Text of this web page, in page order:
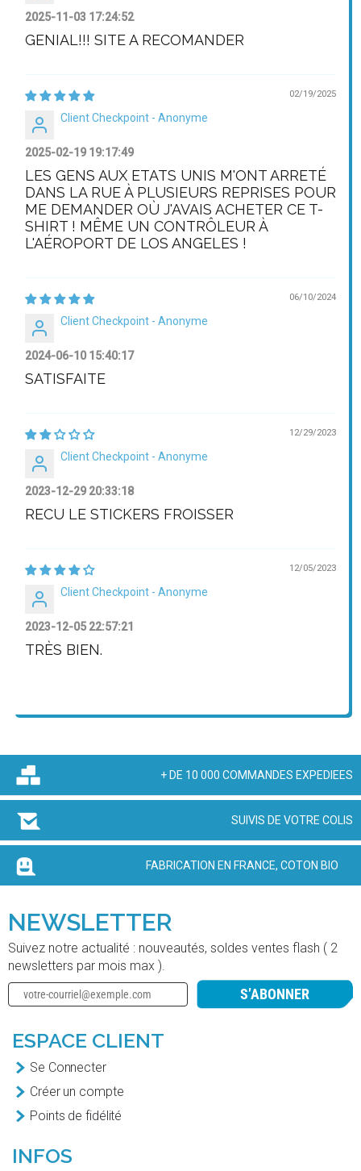
2025-11-03 17:24:52
GENIAL!!! SITE A RECOMANDER
02/19/2025
Client Checkpoint - Anonyme
2025-02-19 19:17:49
LES GENS AUX ETATS UNIS M'ONT ARRETÉ
DANS LA RUE À PLUSIEURS REPRISES POUR
ME DEMANDER OÙ J'AVAIS ACHETER CE T-
SHIRT ! MÊME UN CONTRÔLEUR À
L'AÉROPORT DE LOS ANGELES !
06/10/2024
Client Checkpoint - Anonyme
2024-06-10 15:40:17
SATISFAITE
12/29/2023
Client Checkpoint - Anonyme
2023-12-29 20:33:18
RECU LE STICKERS FROISSER
12/05/2023
Client Checkpoint - Anonyme
2023-12-05 22:57:21
TRÈS BIEN.
+ DE 10 000 COMMANDES EXPEDIEES
SUIVIS DE VOTRE COLIS
FABRICATION EN FRANCE, COTON BIO
NEWSLETTER
Suivez notre actualité : nouveautés, soldes ventes flash ( 2
newsletters par mois max ).
S’ABONNER
ESPACE CLIENT
Se Connecter
Créer un compte
Points de fidélité
INFOS